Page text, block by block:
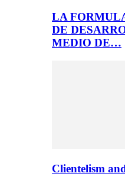
LA
DE
MEDIO DE…
Clientelism